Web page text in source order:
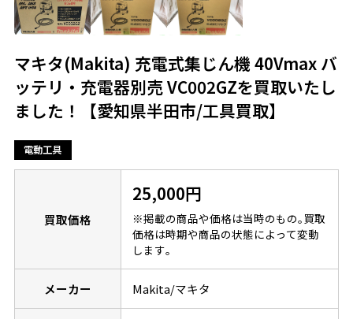
マキタ(Makita) 充電式集じん機 40Vmax バ
ッテリ・充電器別売 VC002GZを買取いたし
ました！【愛知県半田市/工具買取】
電動工具
買取価格
25,000円
※掲載の商品や価格は当時のもの｡買取
価格は時期や商品の状態によって変動
します｡
メーカー Makita/マキタ